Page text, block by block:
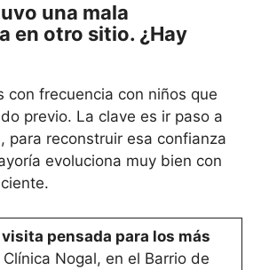
una mala
en otro sitio. ¿Hay
con frecuencia con niños que
previo. La clave es ir paso a
para reconstruir esa confianza
evoluciona muy bien con
pensada para los más
Clínica Nogal, en el Barrio de